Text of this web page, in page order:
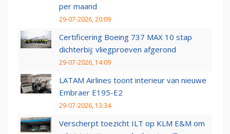
per maand
29-07-2026, 20:09
Certificering Boeing 737 MAX 10 stap
dichterbij: vliegproeven afgerond
29-07-2026, 14:09
LATAM Airlines toont interieur van nieuwe
Embraer E195-E2
29-07-2026, 13:34
Verscherpt toezicht ILT op KLM E&M om